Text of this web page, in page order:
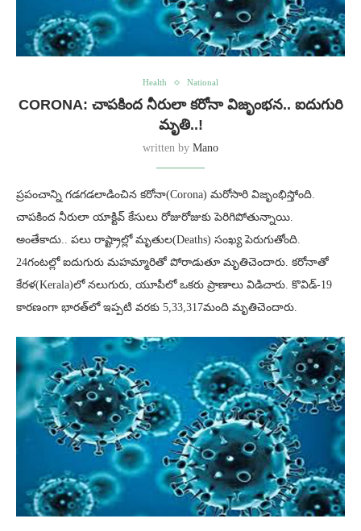
Health National
CORONA: చాపకింద నీరులా కరోనా విజృంభన.. ఐదుగురి
మృతి..!
written by Mano
ప్రపంచాన్ని గడగడలాడించిన కరోనా(Corona) మరోసారి విజృంభిస్తోంది.
చాపకింద నీరులా యాక్టివ్ కేసులు రోజురోజుకు పెరిగిపోతున్నాయి.
అంతేకాదు.. పలు రాష్ట్రాల్లో మృతుల(Deaths) సంఖ్య పెరుగుతోంది.
24గంటల్లో ఐదుగురు మహమ్మారితో పోరాడుతూ మృతిచెందారు. కరోనాతో
కేరళ(Kerala)లో నలుగురు, యూపీలో ఒకరు ప్రాణాలు విడిచారు. కొవిడ్-19
కారణంగా భారత్‌లో ఇప్పటి వరకు 5,33,317మంది మృతిచెందారు.